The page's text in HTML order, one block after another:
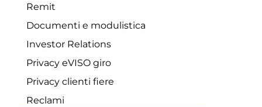
Remit
Documenti e modulistica
Investor Relations
Privacy eVISO giro
Privacy clienti fiere
Reclami